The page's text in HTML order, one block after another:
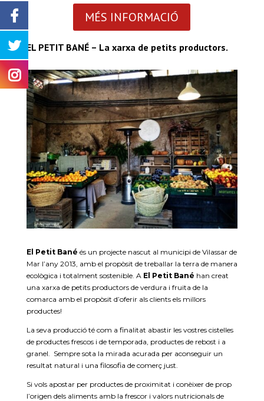
MÉS INFORMACIÓ
EL PETIT BANÉ – La xarxa de petits productors.
El Petit Bané és un projecte nascut al municipi de Vilassar de
Mar l’any 2013, amb el propòsit de treballar la terra de manera
ecològica i totalment sostenible. A El Petit Bané han creat
una xarxa de petits productors de verdura i fruita de la
comarca amb el propòsit d’oferir als clients els millors
productes!
La seva producció té com a finalitat abastir les vostres cistelles
de productes frescos i de temporada, productes de rebost i a
granel. Sempre sota la mirada acurada per aconseguir un
resultat natural i una filosofia de comerç just.
Si vols apostar per productes de proximitat i conèixer de prop
l’origen dels aliments amb la frescor i valors nutricionals de